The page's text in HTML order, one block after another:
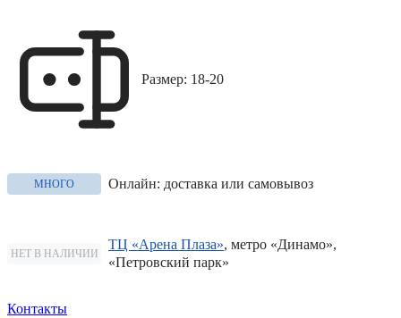
Размер: 18-20
МНОГО Онлайн: доставка или самовывоз
НЕТ В НАЛИЧИИ
ТЦ «Арена Плаза», метро «Динамо»,
«Петровский парк»
Контакты